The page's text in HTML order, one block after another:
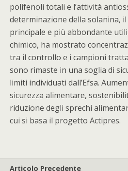
polifenoli totali e l’attività
determinazione della solanina,
principale e più abbondante
chimico, ha mostrato
tra il controllo e i campioni
sono rimaste in una soglia di
limiti individuati dall’Efsa.
sicurezza alimentare,
riduzione degli sprechi
cui si basa il progetto Actipres.
Articolo Precedente